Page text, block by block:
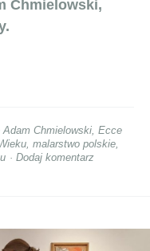
Chmielowski,
Adam Chmielowski Ecce
, malarstwo polskie,
Dodaj komentarz